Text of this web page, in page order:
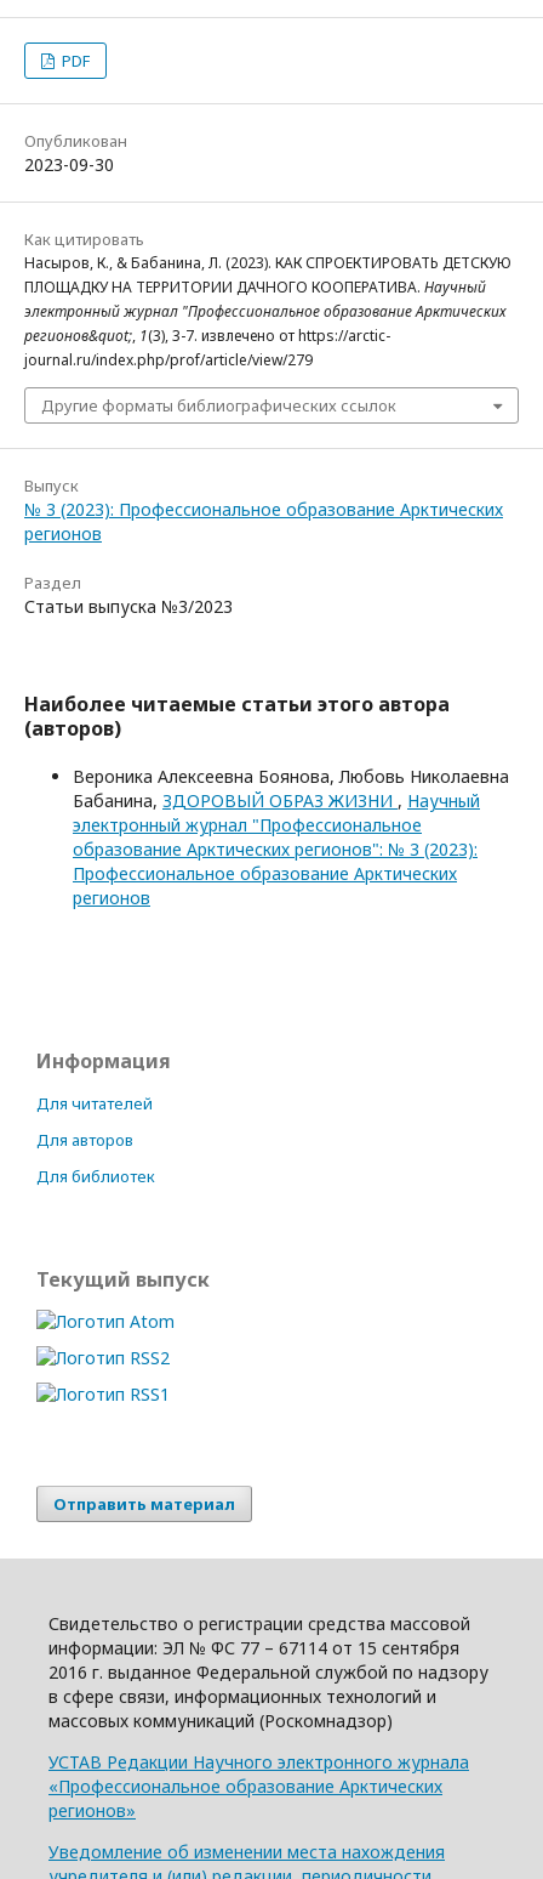
PDF
Опубликован
2023-09-30
Как цитировать
Насыров, К., & Бабанина, Л. (2023). КАК СПРОЕКТИРОВАТЬ ДЕТСКУЮ
ПЛОЩАДКУ НА ТЕРРИТОРИИ ДАЧНОГО КООПЕРАТИВА. Научный
электронный журнал "Профессиональное образование Арктических
регионов&quot;, 1(3), 3-7. извлечено от https://arctic-
journal.ru/index.php/prof/article/view/279
Другие форматы библиографических ссылок
Выпуск
№ 3 (2023): Профессиональное образование Арктических
регионов
Раздел
Статьи выпуска №3/2023
Наиболее читаемые статьи этого автора
(авторов)
Вероника Алексеевна Боянова, Любовь Николаевна
Бабанина, ЗДОРОВЫЙ ОБРАЗ ЖИЗНИ , Научный
электронный журнал "Профессиональное
образование Арктических регионов": № 3 (2023):
Профессиональное образование Арктических
регионов
Информация
Для читателей
Для авторов
Для библиотек
Текущий выпуск
Отправить материал
Свидетельство о регистрации средства массовой
информации: ЭЛ № ФС 77 – 67114 от 15 сентября
2016 г. выданное Федеральной службой по надзору
в сфере связи, информационных технологий и
массовых коммуникаций (Роскомнадзор)
УСТАВ Редакции Научного электронного журнала
«Профессиональное образование Арктических
регионов»
Уведомление об изменении места нахождения